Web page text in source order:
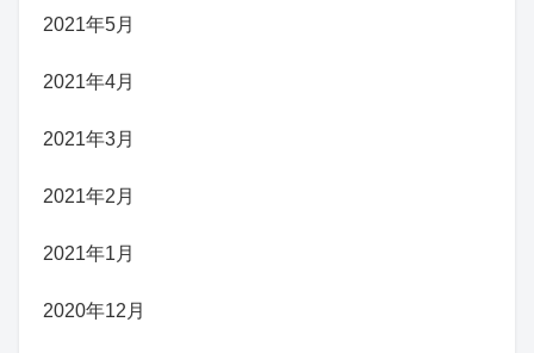
2021年5月
2021年4月
2021年3月
2021年2月
2021年1月
2020年12月